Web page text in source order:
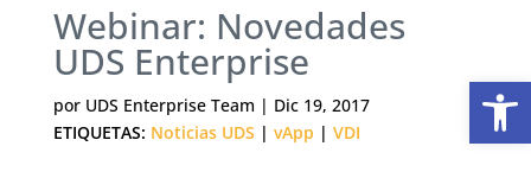
Webinar: Novedades
UDS Enterprise
por UDS Enterprise Team | Dic 19, 2017
ETIQUETAS: Noticias UDS | vApp | VDI